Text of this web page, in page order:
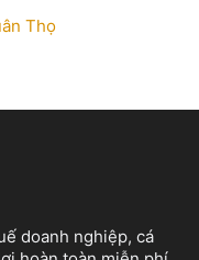
Thọ
doanh nghiệp, cá